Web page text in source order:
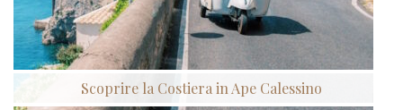
Scoprire la Costiera in Ape Calessino